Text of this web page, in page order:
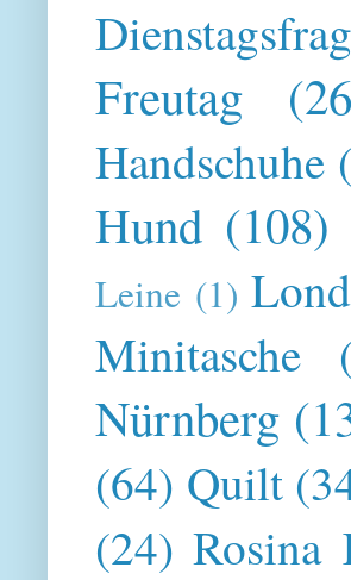
Freutag
Handschuhe
Hund (108)
Leine (1)
Minitasche
Nürnberg
(64) Quilt
(24) Rosina